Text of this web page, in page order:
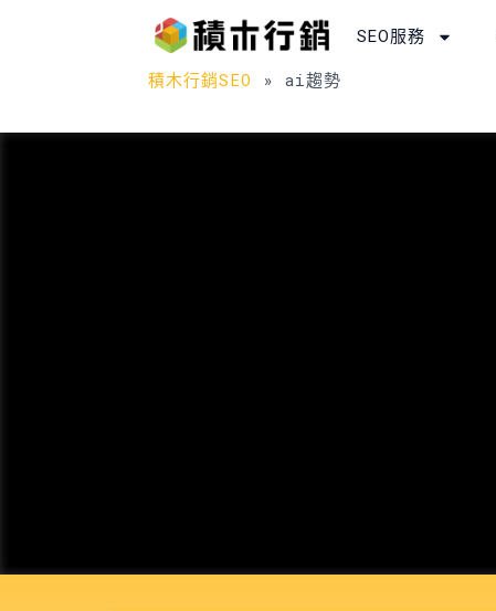
SEO服務
積木行銷SEO »ai趨勢